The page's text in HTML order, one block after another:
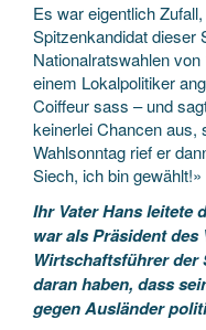
Es war eigentlich
Spitzenkandidat dieser
Nationalratswahlen
einem Lokalpolitiker
Coiffeur sass – und
keinerlei Chancen aus,
Wahlsonntag rief er
Siech, ich bin gewählt!»
Ihr Vater Hans leitete
war als Präsident
Wirtschaftsführer der
daran haben, dass
gegen Ausländer